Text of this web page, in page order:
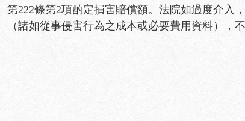
第222條第2項酌定損害賠償額。法院如過度介入
（諸如從事侵害行為之成本或必要費用資料），